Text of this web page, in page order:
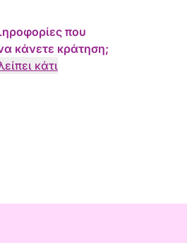
που
κάνετε κράτηση;
κάτι